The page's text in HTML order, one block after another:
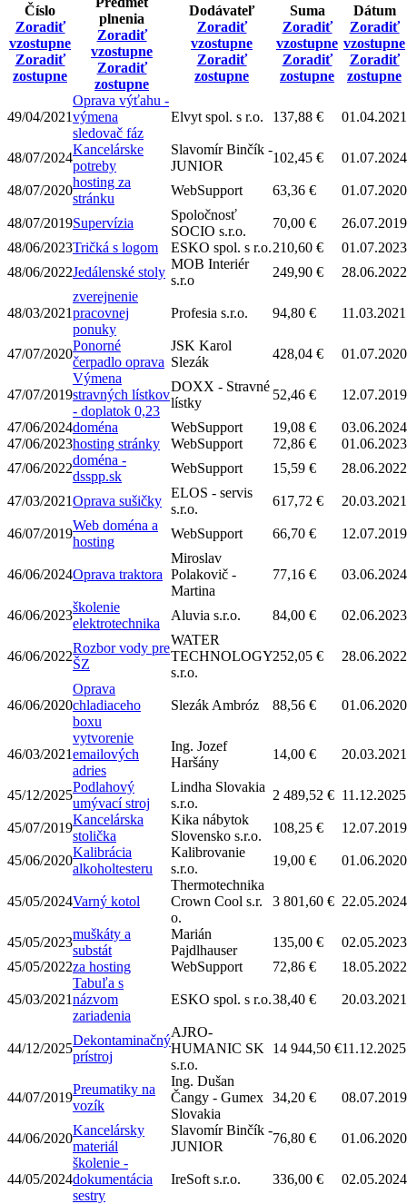
Číslo
Zoradiť
vzostupne
Zoradiť
zostupne
plnenia
Zoradiť
vzostupne
Zoradiť
zostupne
Dodávateľ
Zoradiť
vzostupne
Zoradiť
zostupne
Suma
Zoradiť
vzostupne
Zoradiť
zostupne
Dátum
Zoradiť
vzostupne
Zoradiť
zostupne
49/04/2021
Oprava výťahu -
výmena
sledovač fáz
Elvyt spol. s r.o. 137,88 € 01.04.2021
48/07/2024
Kancelárske
potreby
Slavomír Binčík -
JUNIOR
102,45 € 01.07.2024
48/07/2020
hosting za
stránku
WebSupport 63,36 € 01.07.2020
48/07/2019Supervízia
Spoločnosť
SOCIO s.r.o.
70,00 €
26.07.2019
48/06/2023Tričká s logom ESKO spol. s r.o.210,60 €
01.07.2023
48/06/2022Jedálenské stoly
MOB Interiér
s.r.o
249,90 € 28.06.2022
48/03/2021
zverejnenie
pracovnej
ponuky
Profesia s.r.o. 94,80 € 11.03.2021
47/07/2020
Ponorné
čerpadlo oprava
JSK Karol
Slezák
428,04 € 01.07.2020
47/07/2019
Výmena
stravných lístkov
- doplatok 0,23
DOXX - Stravné
lístky
52,46 € 12.07.2019
47/06/2024doména WebSupport 19,08 €
03.06.2024
47/06/2023hosting stránky WebSupport 72,86 €
01.06.2023
47/06/2022
doména -
dsspp.sk
WebSupport 15,59 € 28.06.2022
47/03/2021Oprava sušičky
ELOS - servis
s.r.o.
617,72 € 20.03.2021
46/07/2019
Web doména a
hosting
WebSupport 66,70 € 12.07.2019
46/06/2024Oprava traktora
Miroslav
Polakovič -
Martina
77,16 € 03.06.2024
46/06/2023
školenie
elektrotechnika
Aluvia s.r.o. 84,00 € 02.06.2023
46/06/2022
Rozbor vody pre
ŠZ
WATER
TECHNOLOGY
s.r.o.
252,05 € 28.06.2022
46/06/2020
Oprava
chladiaceho
boxu
Slezák Ambróz 88,56 € 01.06.2020
46/03/2021
vytvorenie
emailových
adries
Ing. Jozef
Haršány
14,00 € 20.03.2021
45/12/2025
Podlahový
umývací stroj
Lindha Slovakia
s.r.o.
2 489,52 € 11.12.2025
45/07/2019
Kancelárska
stolička
Kika nábytok
Slovensko s.r.o.
108,25 € 12.07.2019
45/06/2020
Kalibrácia
alkoholtesteru
Kalibrovanie
s.r.o.
19,00 € 01.06.2020
45/05/2024Varný kotol
Thermotechnika
Crown Cool s.r.
o.
3 801,60 € 22.05.2024
45/05/2023
muškáty a
substát
Marián
Pajdlhauser
135,00 €
02.05.2023
45/05/2022za hosting WebSupport 72,86 € 18.05.2022
45/03/2021
Tabuľa s
názvom
zariadenia
ESKO spol. s r.o.38,40 € 20.03.2021
44/12/2025
Dekontaminačný
prístroj
AJRO-
HUMANIC SK
s.r.o.
14 944,50 €11.12.2025
44/07/2019
Preumatiky na
vozík
Ing. Dušan
Čangy - Gumex
Slovakia
34,20 € 08.07.2019
44/06/2020
Kancelársky
materiál
Slavomír Binčík -
JUNIOR
76,80 € 01.06.2020
44/05/2024
školenie -
dokumentácia
sestry
IreSoft s.r.o. 336,00 € 02.05.2024